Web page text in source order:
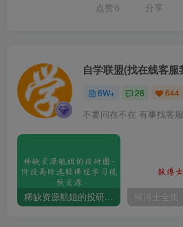
点赞 6 分享
6W+ 26 644
不要问在不在 有事找客服
稀缺资源航姐的投研圈-价投高阶选股课程学习视频资源 猴博士全集